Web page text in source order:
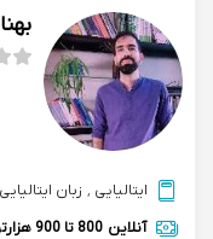
ایتالیایی , زبان ایتالیایی
آنلاین 800 تا 900 هزارتومان